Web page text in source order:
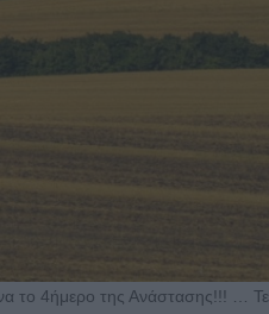
4ήμερο της Ανάστασης!!! …